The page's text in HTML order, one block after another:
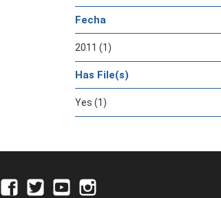
Fecha
2011 (1)
Has File(s)
Yes (1)